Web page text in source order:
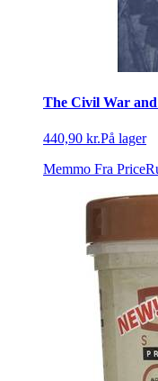
The Civil War and
440,90 kr.På lager
Memmo Fra